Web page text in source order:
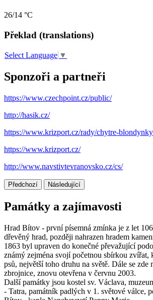
26/14 °C
Překlad (translations)
Select Language ▼
Sponzoři a partneři
https://www.czechpoint.cz/public/
http://hasik.cz/
https://www.krizport.cz/rady/chytre-
https://www.krizport.cz/
http://www.navstivtevranovsko.cz/cs/
Předchozí Následující
Památky a zajímavosti
Hrad Bítov - první písemná zmínka je z let
dřevěný hrad, později nahrazen hradem
1863 byl upraven do konečné převažující
známý zejména svojí početnou sbírkou zvířat,
psů, největší toho druhu na světě. Dále se zde
zbrojnice, znovu otevřena v červnu 2003.
Další památky jsou kostel sv. Václava,
- Tatra, památník padlých v 1. světové válce,